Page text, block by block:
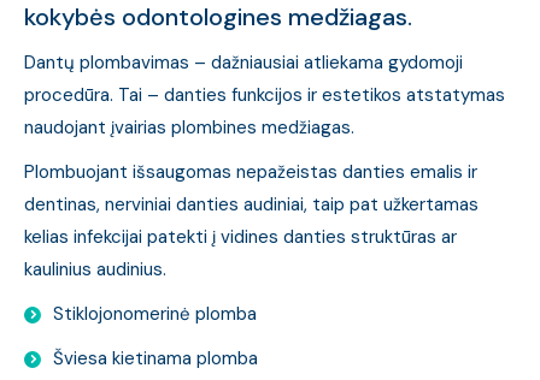
kokybės odontologines medžiagas.
Dantų plombavimas – dažniausiai atliekama gydomoji
procedūra. Tai – danties funkcijos ir estetikos atstatymas
naudojant įvairias plombines medžiagas.
Plombuojant išsaugomas nepažeistas danties emalis ir
dentinas, nerviniai danties audiniai, taip pat užkertamas
kelias infekcijai patekti į vidines danties struktūras ar
kaulinius audinius.
Stiklojonomerinė plomba
Šviesa kietinama plomba